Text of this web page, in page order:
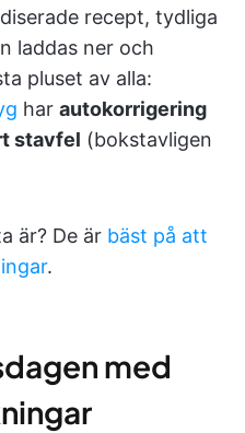
recept, tydliga
laddas ner och
pluset av alla:
har autokorrigering
stavfel (bokstavligen
är? De är bäst på att
.
med